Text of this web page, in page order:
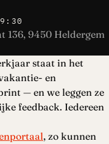
136, 9450 Heldergem
staat in het
en
— en we leggen ze
feedback. Iedereen
, zo kunnen